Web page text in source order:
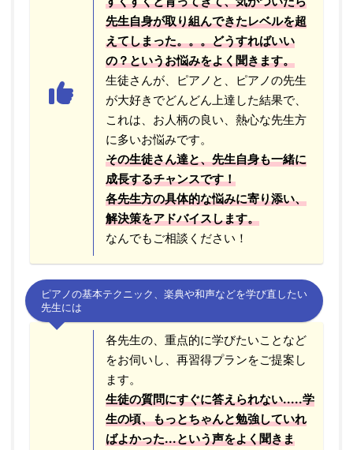
先生自身が取り組んできたレベルを超
えてしまった。。。どうすればいい
の？というお悩みをよく聞きます。
生徒さんが、ピアノと、ピアノの先生
が大好きでどんどん上達した結果で、
これは、お人柄の良い、熱心な先生方
に多いお悩みです。
その生徒さん達と、先生自身も一緒に
成長するチャンスです！
各先生方の具体的な悩みに寄り添い、
解決策をアドバイスします。
なんでもご相談ください！
ピアノの基本テクニック、楽典や和声などを学び直したい
先生には
各先生の、重点的に学びたいことなど
をお伺いし、再習得プランをご提案し
ます。
生徒の質問にすぐに答えられない.....学
生の頃、もっとちゃんと勉強していれ
ばよかった...という声をよく聞きま